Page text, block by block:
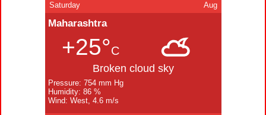
Saturday Aug
Maharashtra
+25°C
Broken cloud sky
Pressure: 754 mm Hg
Humidity: 86 %
Wind: West, 4.6 m/s